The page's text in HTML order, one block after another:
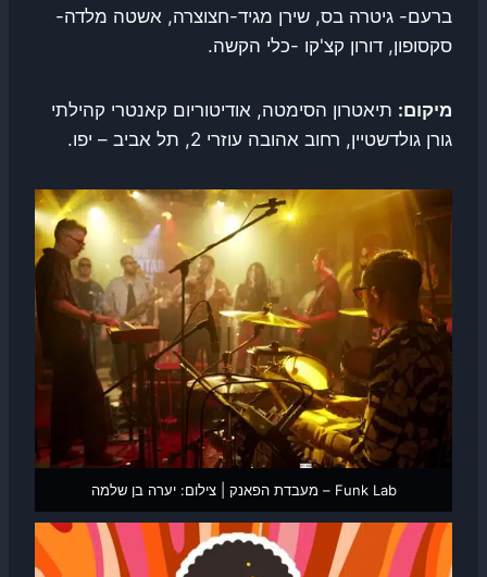
ברעם- גיטרה בס, שירן מגיד-חצוצרה, אשטה מלדה-
סקסופון, דורון קצ'קו -כלי הקשה.
מיקום: תיאטרון הסימטה, אודיטוריום קאנטרי קהילתי
גורן גולדשטיין, רחוב אהובה עוזרי 2, תל אביב – יפו.
Funk Lab – מעבדת הפאנק | צילום: יערה בן שלמה